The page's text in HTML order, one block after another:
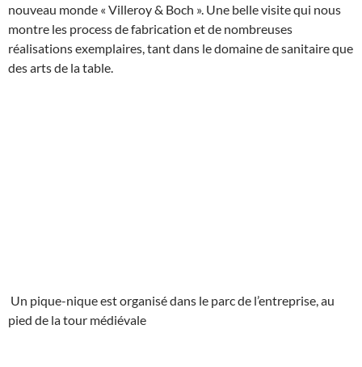
nouveau monde « Villeroy & Boch ». Une belle visite qui nous
montre les process de fabrication et de nombreuses
réalisations exemplaires, tant dans le domaine de sanitaire que
des arts de la table.
Un pique-nique est organisé dans le parc de l’entreprise, au
pied de la tour médiévale